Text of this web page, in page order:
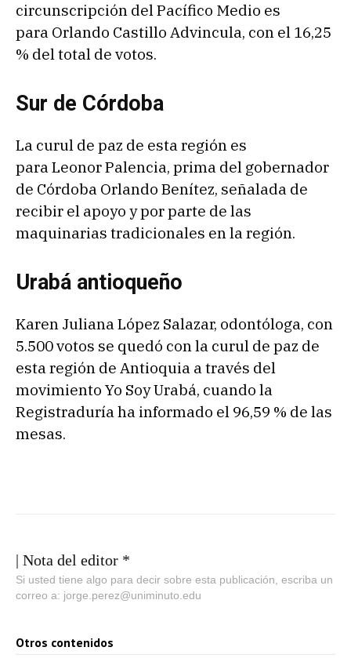
circunscripción del Pacífico Medio es
para Orlando Castillo Advincula, con el 16,25
% del total de votos.
Sur de Córdoba
La curul de paz de esta región es
para Leonor Palencia, prima del gobernador
de Córdoba Orlando Benítez, señalada de
recibir el apoyo y por parte de las
maquinarias tradicionales en la región.
Urabá antioqueño
Karen Juliana López Salazar, odontóloga, con
5.500 votos se quedó con la curul de paz de
esta región de Antioquia a través del
movimiento Yo Soy Urabá, cuando la
Registraduría ha informado el 96,59 % de las
mesas.
| Nota del editor *
Si usted tiene algo para decir sobre esta publicación, escriba un
correo a: jorge.perez@uniminuto.edu
Otros contenidos